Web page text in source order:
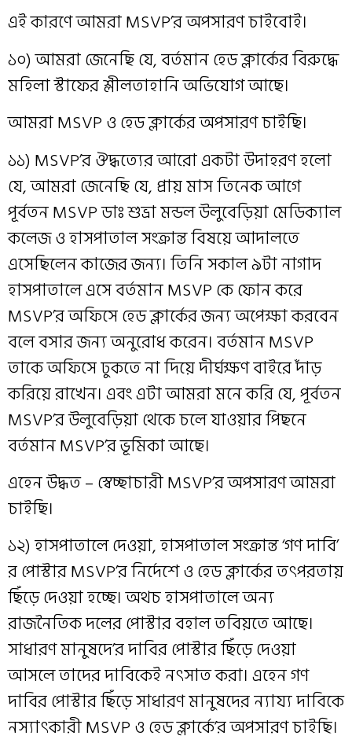
এই কারণে আমরা MSVP’র অপসারণ চাইবোই।
১০) আমরা জেনেছি যে, বর্তমান হেড ক্লার্কের বিরুদ্ধে
মহিলা স্টাফের শ্লীলতাহানি অভিযোগ আছে।
আমরা MSVP ও হেড ক্লার্কের অপসারণ চাইছি।
১১) MSVP’র ঔদ্ধত্যের আরো একটা উদাহরণ হলো
যে, আমরা জেনেছি যে, প্রায় মাস তিনেক আগে
পূর্বতন MSVP ডাঃ শুভ্রা মন্ডল উলুবেড়িয়া মেডিক্যাল
কলেজ ও হাসপাতাল সংক্রান্ত বিষয়ে আদালতে
এসেছিলেন কাজের জন্য। তিনি সকাল ৯টা নাগাদ
হাসপাতালে এসে বর্তমান MSVP কে ফোন করে
MSVP’র অফিসে হেড ক্লার্কের জন্য অপেক্ষা করবেন
বলে বসার জন্য অনুরোধ করেন। বর্তমান MSVP
তাকে অফিসে ঢুকতে না দিয়ে দীর্ঘক্ষণ বাইরে দাঁড়
করিয়ে রাখেন। এবং এটা আমরা মনে করি যে, পূর্বতন
MSVP’র উলুবেড়িয়া থেকে চলে যাওয়ার পিছনে
বর্তমান MSVP’র ভূমিকা আছে।
এহেন উদ্ধত – স্বেচ্ছাচারী MSVP’র অপসারণ আমরা
চাইছি।
১২) হাসপাতালে দেওয়া, হাসপাতাল সংক্রান্ত ‘গণ দাবি’
র পোস্টার MSVP’র নির্দেশে ও হেড ক্লার্কের তৎপরতায়
ছিঁড়ে দেওয়া হচ্ছে। অথচ হাসপাতালে অন্য
রাজনৈতিক দলের পোস্টার বহাল তবিয়তে আছে।
সাধারণ মানুষদে’র দাবির পোস্টার ছিঁড়ে দেওয়া
আসলে তাদের দাবিকেই নৎসাত করা। এহেন গণ
দাবির পোস্টার ছিঁড়ে সাধারণ মানুষদের ন্যায্য দাবিকে
নস্যাৎকারী MSVP ও হেড ক্লার্কে’র অপসারণ চাইছি।